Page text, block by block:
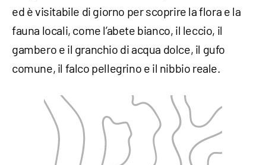
ed è visitabile di giorno per scoprire la flora e la
fauna locali, come l’abete bianco, il leccio, il
gambero e il granchio di acqua dolce, il gufo
comune, il falco pellegrino e il nibbio reale.